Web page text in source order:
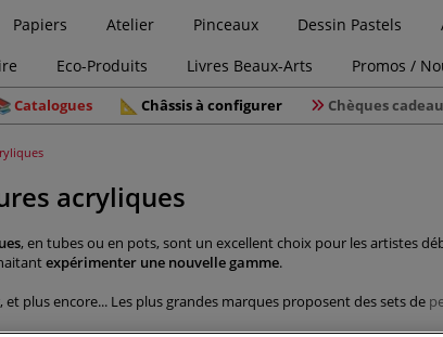
Papiers Atelier Pinceaux Dessin Pastels
Eco-Produits Livres Beaux-Arts Promos /
Catalogues Châssis à configurer Chèques
acryliques
, en tubes ou en pots, sont un excellent choix pour les artistes
expérimenter une nouvelle gamme.
et plus encore... Les plus grandes marques proposent des sets de